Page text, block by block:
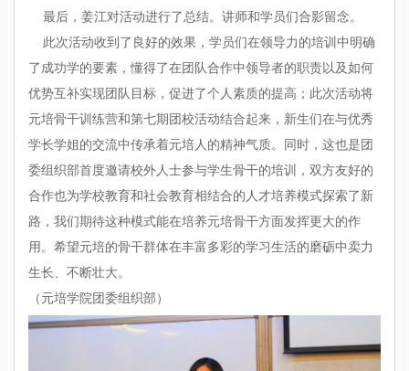
最后，姜江对活动进行了总结。讲师和学员们合影留念。
此次活动收到了良好的效果，学员们在领导力的培训中明确
了成功学的要素，懂得了在团队合作中领导者的职责以及如何
优势互补实现团队目标，促进了个人素质的提高；此次活动将
元培骨干训练营和第七期团校活动结合起来，新生们在与优秀
学长学姐的交流中传承着元培人的精神气质。同时，这也是团
委组织部首度邀请校外人士参与学生骨干的培训，双方友好的
合作也为学校教育和社会教育相结合的人才培养模式探索了新
路，我们期待这种模式能在培养元培骨干方面发挥更大的作
用。希望元培的骨干群体在丰富多彩的学习生活的磨砺中卖力
生长、不断壮大。
（元培学院团委组织部）